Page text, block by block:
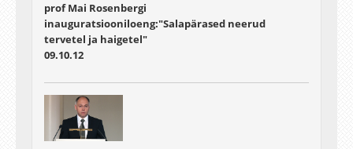
prof Mai Rosenbergi
inauguratsiooniloeng:"Salapärased neerud
tervetel ja haigetel"
09.10.12